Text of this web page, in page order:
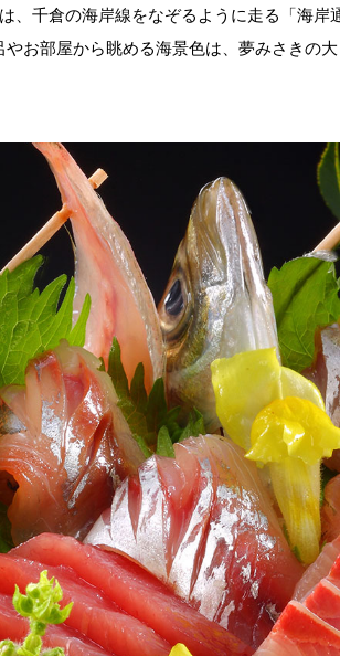
、千倉の海岸線をなぞるように走る「海岸
やお部屋から眺める海景色は、夢みさきの